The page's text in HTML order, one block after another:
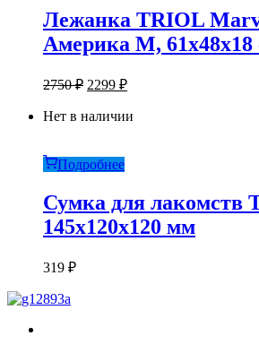
Лежанка TRIOL
Америка M, 61х48х18
2750₽ Первоначальная
составляла
2299 ₽Текущая
2299 ₽.
Нет в наличии
Подробнее
Сумка для лакомств
145х120х120 мм
319 ₽